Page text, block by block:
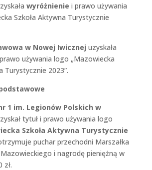
wyróżnienie i prawo używania
Szkoła Aktywna Turystycznie
w Nowej Iwicznej uzyskała
używania logo „Mazowiecka
Turystycznie 2023”.
1 im. Legionów Polskich w
tytuł i prawo używania logo
Szkoła Aktywna Turystycznie
puchar przechodni Marszałka
i nagrodę pieniężną w
zł.